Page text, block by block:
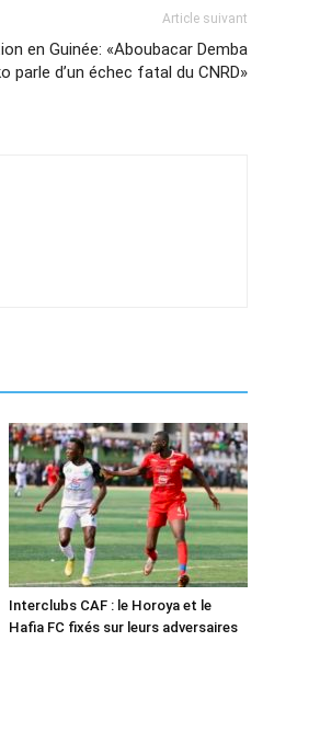
Article suivant
en Guinée: «Aboubacar Demba
parle d’un échec fatal du CNRD»
Interclubs CAF : le Horoya et le
Hafia FC fixés sur leurs adversaires